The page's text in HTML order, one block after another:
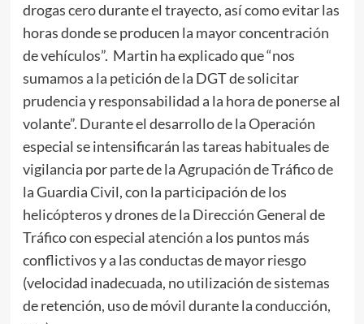
drogas cero durante el trayecto, así como evitar las
horas donde se producen la mayor concentración
de vehículos”. Martin ha explicado que “nos
sumamos a la petición de la DGT de solicitar
prudencia y responsabilidad a la hora de ponerse al
volante”. Durante el desarrollo de la Operación
especial se intensificarán las tareas habituales de
vigilancia por parte de la Agrupación de Tráfico de
la Guardia Civil, con la participación de los
helicópteros y drones de la Dirección General de
Tráfico con especial atención a los puntos más
conflictivos y a las conductas de mayor riesgo
(velocidad inadecuada, no utilización de sistemas
de retención, uso de móvil durante la conducción,